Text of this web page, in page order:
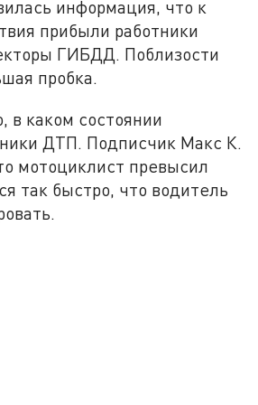
информация, что к
прибыли работники
ГИБДД. Поблизости
пробка.
в каком состоянии
ДТП. Подписчик Макс К.
мотоциклист превысил
так быстро, что водитель